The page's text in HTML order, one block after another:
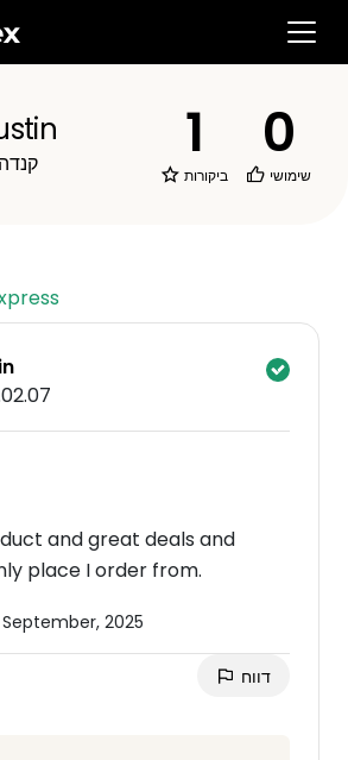
קנדה 1
ביקורות
0
שימושי
and great deals and
place I order from.
18 September, 2025
דווח